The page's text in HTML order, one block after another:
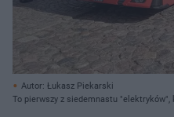
Autor: Łukasz Piekarski
To pierwszy z siedemnastu